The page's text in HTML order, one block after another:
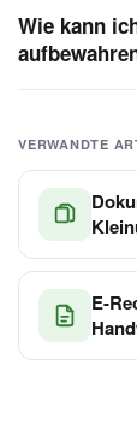
Wie kann
VERWANDTE
E-